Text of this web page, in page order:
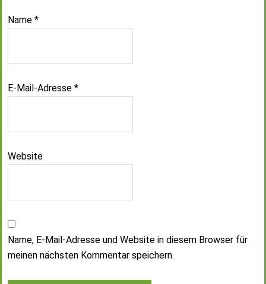
Name *
E-Mail-Adresse *
Website
Name, E-Mail-Adresse und Website in diesem Browser für
meinen nächsten Kommentar speichern.